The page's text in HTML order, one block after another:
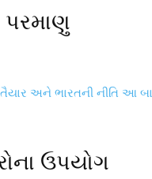
પરમાણુ
ઉપયોગ